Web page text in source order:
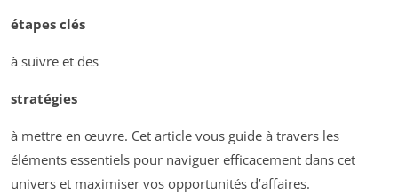
étapes clés
à suivre et des
stratégies
à mettre en œuvre. Cet article vous guide à travers les
éléments essentiels pour naviguer efficacement dans cet
univers et maximiser vos opportunités d’affaires.